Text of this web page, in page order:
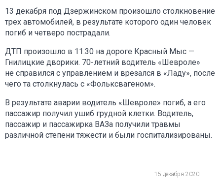
13 декабря под Дзержинском произошло столкновение
трех автомобилей, в результате которого один человек
погиб и четверо пострадали.
ДТП произошло в 11:30 на дороге Красный Мыс —
Гнилицкие дворики. 70-летний водитель «Шевроле»
не справился с управлением и врезался в «Ладу», после
чего та столкнулась с «Фольксвагеном».
В результате аварии водитель «Шевроле» погиб, а его
пассажир получил ушиб грудной клетки. Водитель,
пассажир и пассажирка ВАЗа получили травмы
различной степени тяжести и были госпитализированы.
15 декабря 2020